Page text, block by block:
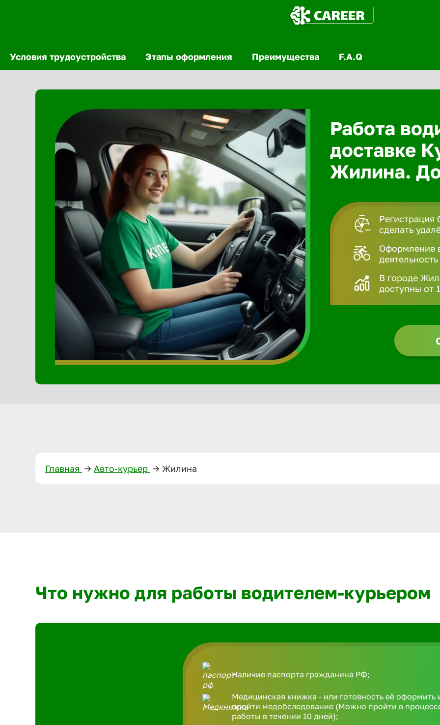
Условия трудоустройства Этапы оформления Преимущества F.A.Q
Работа
доставке
Жилина.
Регистрация
сделать
Оформление
В городе
доступны от
Главная —> Авто-курьер —> Жилина
Что нужно для работы водителем-курьером
Наличие паспорта гражданина РФ;
Медицинская книжка - или готовность её оформить
пройти медобследование (Можно пройти в
работы в течении 10 дней);